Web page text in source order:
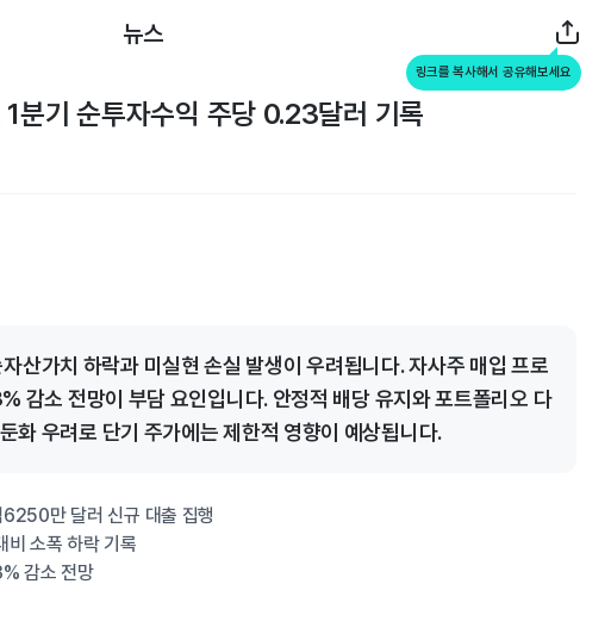
뉴스
링크를 복사해서 공유해보세요
분기 순투자수익 주당 0.23달러 기록
산가치 하락과 미실현 손실 발생이 우려됩니다. 자사주 매입 프로
감소 전망이 부담 요인입니다. 안정적 배당 유지와 포트폴리오 다
화 우려로 단기 주가에는 제한적 영향이 예상됩니다.
만 달러 신규 대출 집행
소폭 하락 기록
감소 전망